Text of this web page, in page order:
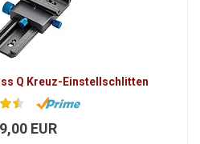
Q Kreuz-Einstellschlitten
EUR